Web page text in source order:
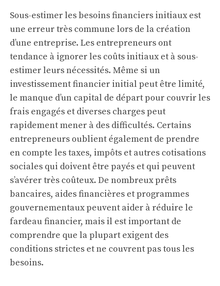
Sous-estimer les besoins financiers initiaux est
une erreur très commune lors de la création
d’une entreprise. Les entrepreneurs ont
tendance à ignorer les coûts initiaux et à sous-
estimer leurs nécessités. Même si un
investissement financier initial peut être limité,
le manque d’un capital de départ pour couvrir les
frais engagés et diverses charges peut
rapidement mener à des difficultés. Certains
entrepreneurs oublient également de prendre
en compte les taxes, impôts et autres cotisations
sociales qui doivent être payés et qui peuvent
s’avérer très coûteux. De nombreux prêts
bancaires, aides financières et programmes
gouvernementaux peuvent aider à réduire le
fardeau financier, mais il est important de
comprendre que la plupart exigent des
conditions strictes et ne couvrent pas tous les
besoins.